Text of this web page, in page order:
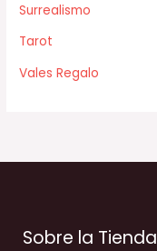
Surrealismo
Tarot
Vales Regalo
Sobre la Tienda